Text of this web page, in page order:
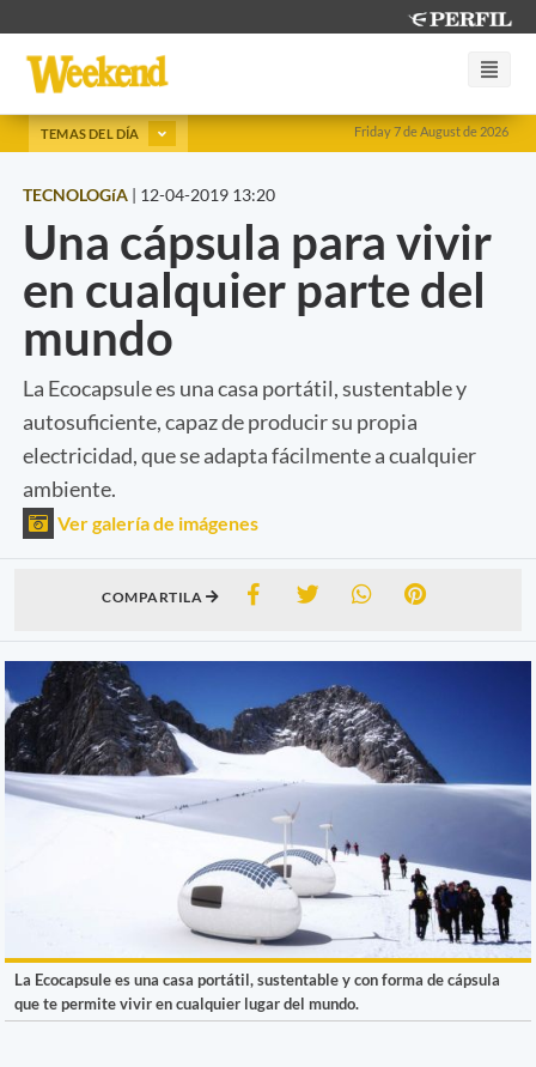
Friday 7 de August de 2026
TEMAS DEL DÍA
TECNOLOGíA | 12-04-2019 13:20
Una cápsula para vivir
en cualquier parte del
mundo
La Ecocapsule es una casa portátil, sustentable y
autosuficiente, capaz de producir su propia
electricidad, que se adapta fácilmente a cualquier
ambiente.
Ver galería de imágenes
COMPARTILA
La Ecocapsule es una casa portátil, sustentable y con forma de cápsula
que te permite vivir en cualquier lugar del mundo.